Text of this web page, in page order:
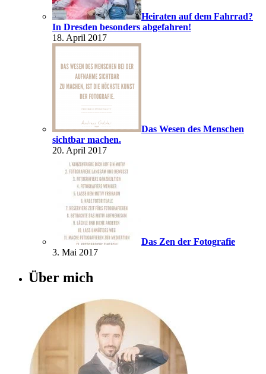
Heiraten auf dem Fahrrad?
In Dresden besonders abgefahren!
18. April 2017
Das Wesen des Menschen
sichtbar machen.
20. April 2017
Das Zen der Fotografie
3. Mai 2017
Über mich